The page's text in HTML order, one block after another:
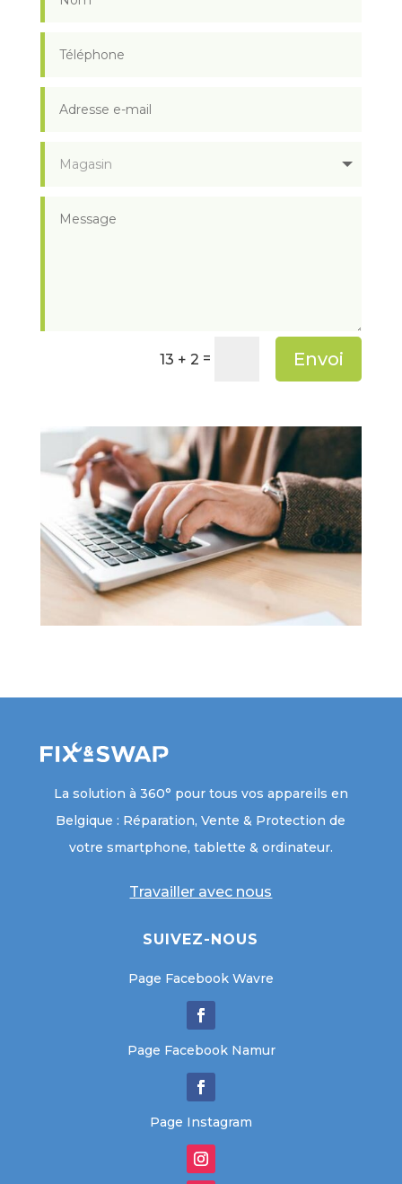
13 + 2 = Envoi
La solution à 360° pour tous vos appareils en
Belgique : Réparation, Vente & Protection de
votre smartphone, tablette & ordinateur.
Travailler avec nous
SUIVEZ-NOUS
Page Facebook Wavre
Page Facebook Namur
Page Instagram